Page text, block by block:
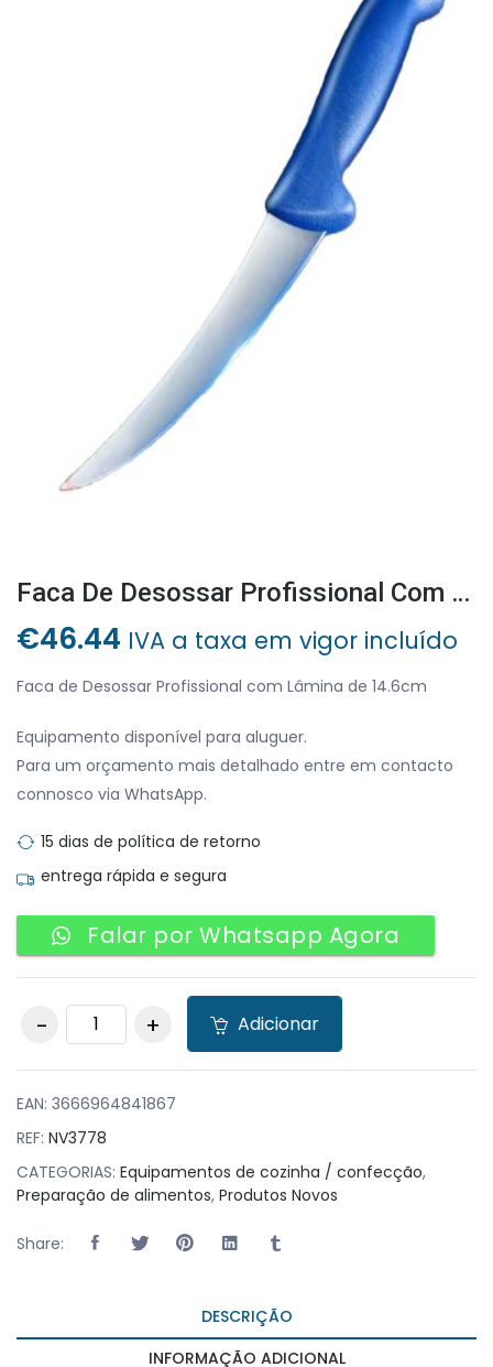
Faca De Desossar Profissional Com Lâmina De 14.6cm
€46.44 IVA a taxa em vigor incluído
Faca de Desossar Profissional com Lâmina de 14.6cm
Equipamento disponível para aluguer.
Para um orçamento mais detalhado entre em contacto
connosco via WhatsApp.
15 dias de política de retorno
entrega rápida e segura
Falar por Whatsapp Agora
Faca de Desossar
Profissional com
Adicionar
EAN: 3666964841867
REF: NV3778
CATEGORIAS: Equipamentos de cozinha / confecção,
Preparação de alimentos, Produtos Novos
Share:
DESCRIÇÃO
INFORMAÇÃO ADICIONAL